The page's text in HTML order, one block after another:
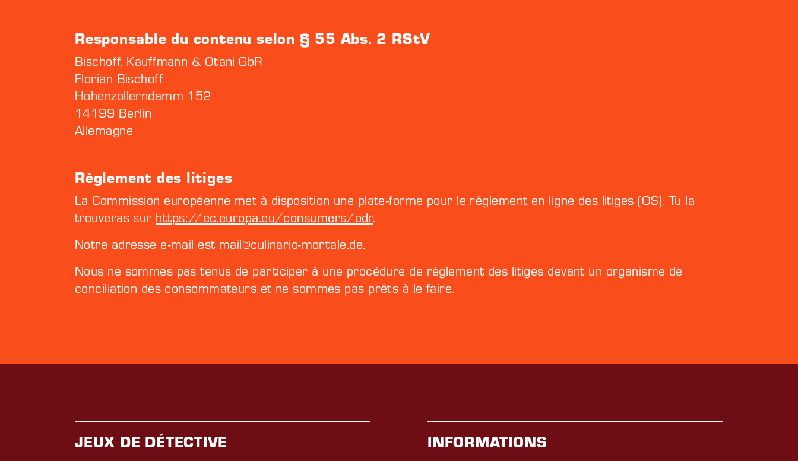
Responsable du contenu selon § 55 Abs. 2 RStV
Bischoff, Kauffmann & Otani GbR
Florian Bischoff
Hohenzollerndamm 152
14199 Berlin
Allemagne
Règlement des litiges
La Commission européenne met à disposition une plate-forme pour le règlement en ligne des litiges (OS). Tu la
trouveras sur https://ec.europa.eu/consumers/odr.
Notre adresse e-mail est mail@culinario-mortale.de.
Nous ne sommes pas tenus de participer à une procédure de règlement des litiges devant un organisme de
conciliation des consommateurs et ne sommes pas prêts à le faire.
JEUX DE DÉTECTIVE INFORMATIONS